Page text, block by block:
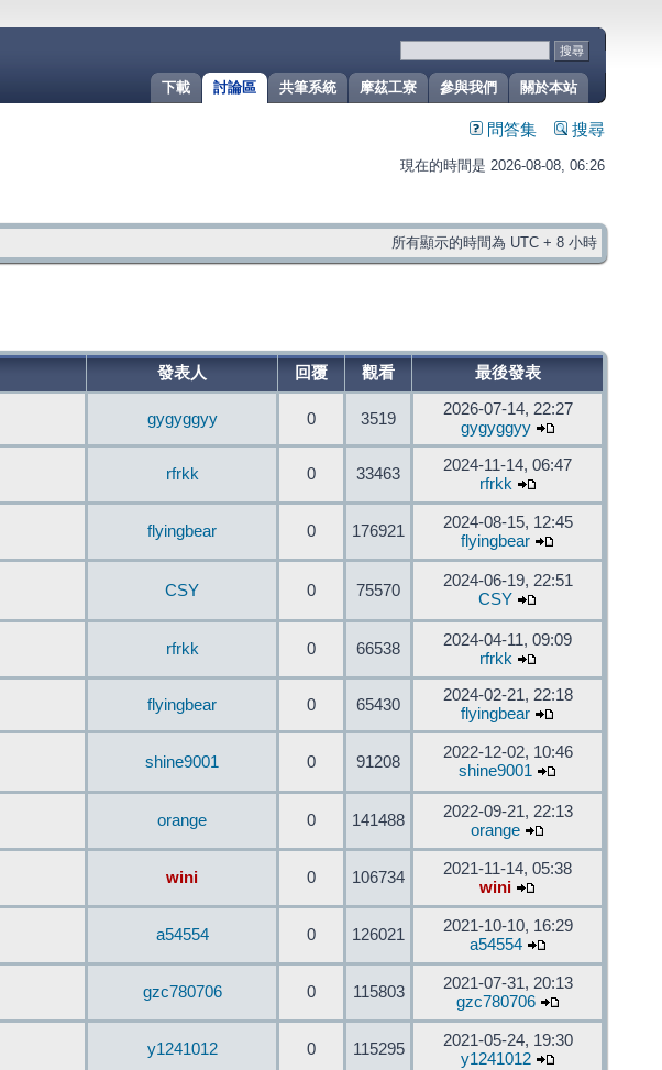
關於本站
參與我們
摩茲工寮
共筆系統
討論區
下載
問答集 搜尋
現在的時間是 2026-08-08, 06:26
所有顯示的時間為 UTC + 8 小時
發表人 回覆 觀看 最後發表
gygyggyy 0 3519
2026-07-14, 22:27
gygyggyy
rfrkk 0 33463
2024-11-14, 06:47
rfrkk
flyingbear 0 176921
2024-08-15, 12:45
flyingbear
CSY 0 75570
2024-06-19, 22:51
CSY
rfrkk 0 66538
2024-04-11, 09:09
rfrkk
flyingbear 0 65430
2024-02-21, 22:18
flyingbear
shine9001 0 91208
2022-12-02, 10:46
shine9001
orange 0 141488
2022-09-21, 22:13
orange
wini 0 106734
2021-11-14, 05:38
wini
a54554 0 126021
2021-10-10, 16:29
a54554
gzc780706 0 115803
2021-07-31, 20:13
gzc780706
y1241012 0 115295
2021-05-24, 19:30
y1241012